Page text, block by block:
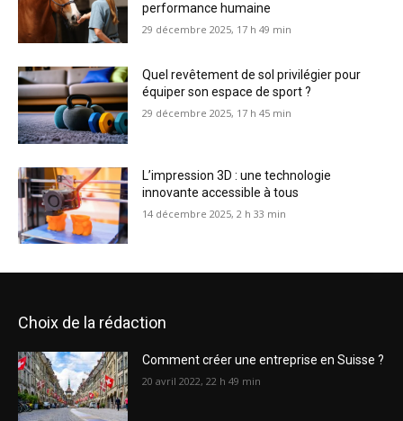
performance humaine
29 décembre 2025, 17 h 49 min
Quel revêtement de sol privilégier pour
équiper son espace de sport ?
29 décembre 2025, 17 h 45 min
L’impression 3D : une technologie
innovante accessible à tous
14 décembre 2025, 2 h 33 min
Choix de la rédaction
Comment créer une entreprise en Suisse ?
20 avril 2022, 22 h 49 min